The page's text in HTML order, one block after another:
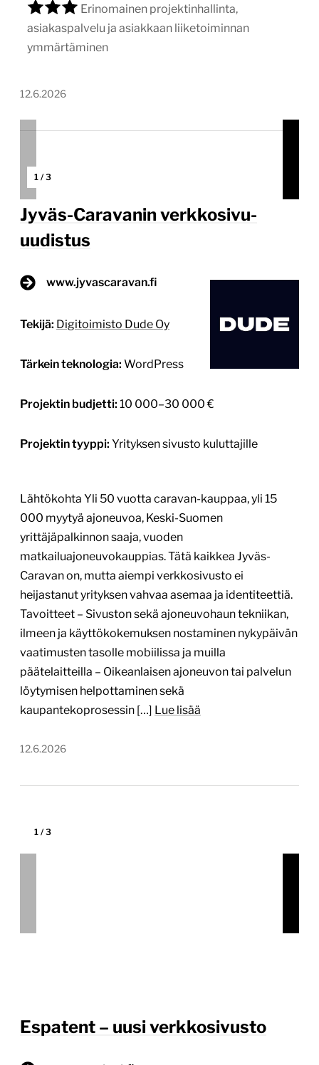
Erinomainen projektinhallinta,
asiakaspalvelu ja asiakkaan liiketoiminnan
ymmärtäminen
12.6.2026
1 / 3
Jyväs-Caravanin verkkosivu-
uudistus
www.jyvascaravan.fi
Tekijä: Digitoimisto Dude Oy
Tärkein teknologia: WordPress
Projektin budjetti: 10 000–30 000 €
Projektin tyyppi: Yrityksen sivusto kuluttajille
Lähtökohta Yli 50 vuotta caravan-kauppaa, yli 15
000 myytyä ajoneuvoa, Keski-Suomen
yrittäjäpalkinnon saaja, vuoden
matkailuajoneuvokauppias. Tätä kaikkea Jyväs-
Caravan on, mutta aiempi verkkosivusto ei
heijastanut yrityksen vahvaa asemaa ja identiteettiä.
Tavoitteet – Sivuston sekä ajoneuvohaun tekniikan,
ilmeen ja käyttökokemuksen nostaminen nykypäivän
vaatimusten tasolle mobiilissa ja muilla
päätelaitteilla – Oikeanlaisen ajoneuvon tai palvelun
löytymisen helpottaminen sekä
kaupantekoprosessin […] Lue lisää
12.6.2026
1 / 3
Projektin budjetti:10 000–30 000 €